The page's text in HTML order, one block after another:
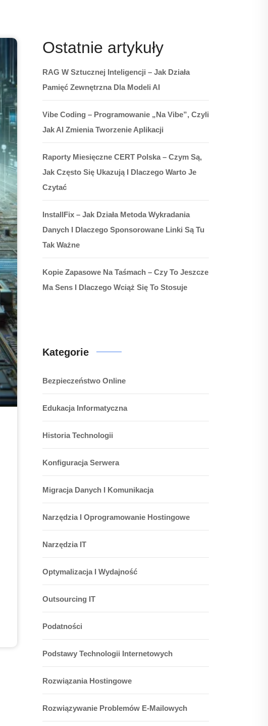
Ostatnie artykuły
RAG W Sztucznej Inteligencji – Jak Działa
Pamięć Zewnętrzna Dla Modeli AI
Vibe Coding – Programowanie „na Vibe”, Czyli
Jak AI Zmienia Tworzenie Aplikacji
Raporty Miesięczne CERT Polska – Czym Są,
Jak Często Się Ukazują I Dlaczego Warto Je
Czytać
InstallFix – Jak Działa Metoda Wykradania
Danych I Dlaczego Sponsorowane Linki Są Tu
Tak Ważne
Kopie Zapasowe Na Taśmach – Czy To Jeszcze
Ma Sens I Dlaczego Wciąż Się To Stosuje
Kategorie
Bezpieczeństwo Online
Edukacja Informatyczna
Historia Technologii
Konfiguracja Serwera
Migracja Danych I Komunikacja
Narzędzia I Oprogramowanie Hostingowe
Narzędzia IT
Optymalizacja I Wydajność
Outsourcing IT
Podatności
Podstawy Technologii Internetowych
Rozwiązania Hostingowe
Rozwiązywanie Problemów E-Mailowych